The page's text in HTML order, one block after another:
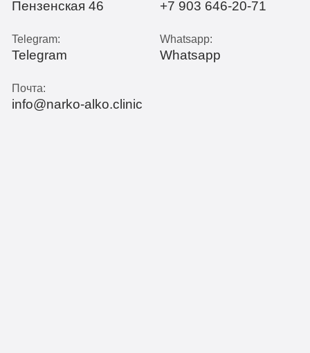
Пензенская 46 +7 903 646-20-71
Telegram:
Telegram
Whatsapp:
Whatsapp
Почта:
info@narko-alko.clinic